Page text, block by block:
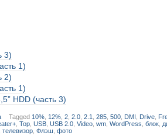
3)
1)
2)
1)
HDD (часть 3)
Tagged 10% 12% ,2 ,2.0 ,2.1 ,285 ,500 DMI Drive
,Top ,USB ,USB 2.0 ,Video ,wm ,WordPress ,блок
,телевизор ,Флэш ,фото